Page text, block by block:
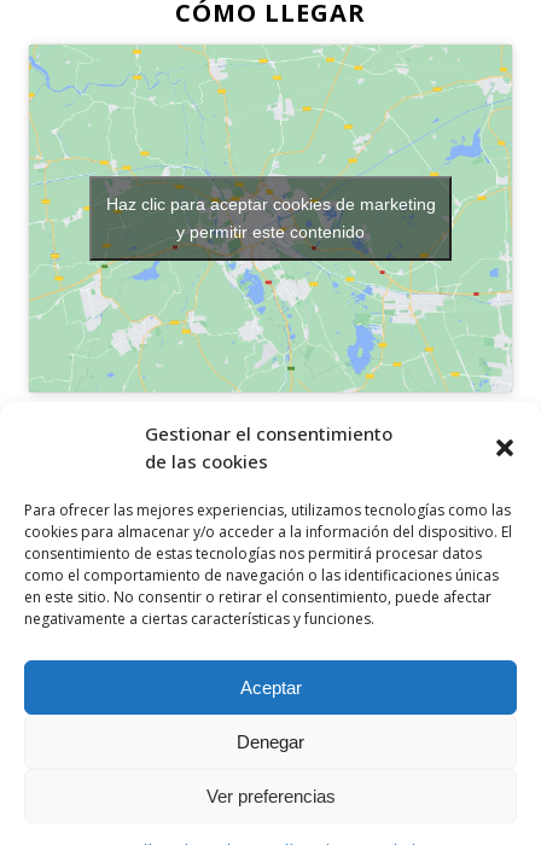
Gestionar el consentimiento
de las cookies
Para ofrecer las mejores experiencias, utilizamos tecnologías como las
cookies para almacenar y/o acceder a la información del dispositivo. El
consentimiento de estas tecnologías nos permitirá procesar datos
como el comportamiento de navegación o las identificaciones únicas
en este sitio. No consentir o retirar el consentimiento, puede afectar
negativamente a ciertas características y funciones.
Aceptar
Denegar
Ver preferencias
CÓMO LLEGAR
Haz clic para aceptar cookies de marketing
y permitir este contenido
OTROS ENLACES
Política de cookies
Aviso legal
Canal ético
SÍGUENOS EN